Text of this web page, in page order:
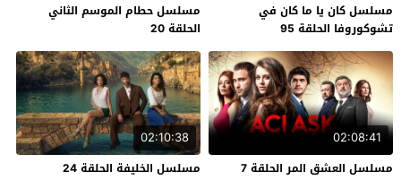
مسلسل كان يا ما كان في
تشوكوروفا الحلقة 95
مسلسل حطام الموسم الثاني
الحلقة 20
02:08:41
مسلسل العشق المر الحلقة 7
02:10:38
مسلسل الخليفة الحلقة 24